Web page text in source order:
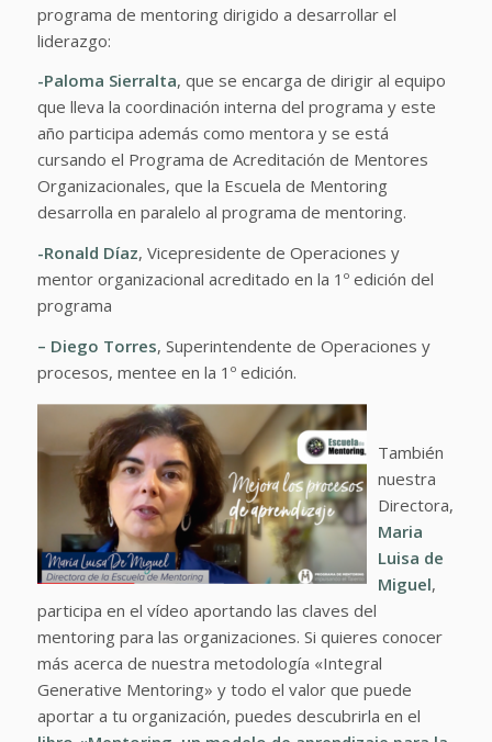
programa de mentoring dirigido a desarrollar el
liderazgo:
-Paloma Sierralta, que se encarga de dirigir al equipo
que lleva la coordinación interna del programa y este
año participa además como mentora y se está
cursando el Programa de Acreditación de Mentores
Organizacionales, que la Escuela de Mentoring
desarrolla en paralelo al programa de mentoring.
-Ronald Díaz, Vicepresidente de Operaciones y
mentor organizacional acreditado en la 1º edición del
programa
– Diego Torres, Superintendente de Operaciones y
procesos, mentee en la 1º edición.
También
nuestra
Directora,
Maria
Luisa de
Miguel,
participa en el vídeo aportando las claves del
mentoring para las organizaciones. Si quieres conocer
más acerca de nuestra metodología «Integral
Generative Mentoring» y todo el valor que puede
aportar a tu organización, puedes descubrirla en el